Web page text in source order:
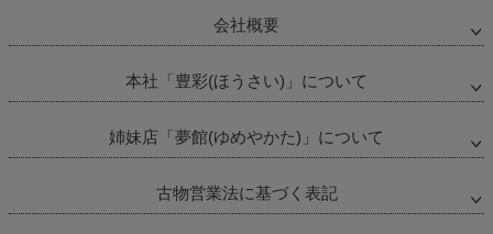
会社概要
本社「豊彩(ほうさい)」について
姉妹店「夢館(ゆめやかた)」について
古物営業法に基づく表記